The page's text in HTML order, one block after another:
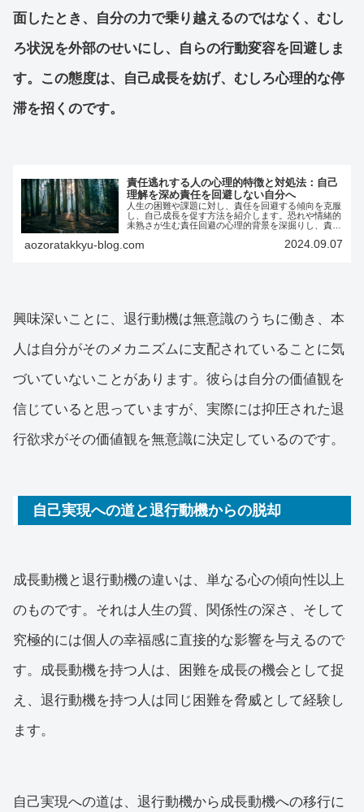
面したとき、自分の力で乗り越えるのではなく、むし
ろ状況を外部のせいにし、自らの行動変容を回避しま
す。この態度は、自己成長を妨げ、むしろ心理的な停
滞を招くのです。
責任逃れする人の心理的特徴と対処法：自己
理解を深め責任を回避しない自分へ
人生の困難や課題に対し、責任を回避する傾向を克服
し、自己成長を促す方法を紹介します。恐れや情緒的
未熟さが生む責任回避の心理的背景を深掘りし、責任
るためのステップを提案します。
aozoratakkyu-blog.com 2024.09.07
興味深いことに、退行動機は無意識のうちに働き、本
人は自分がそのメカニズムに支配されていることに気
づいていないことがあります。彼らは自分の価値観を
信じていると思っていますが、実際には抑圧された退
行欲求がその価値観を無意識に決定しているのです。
自己実現への道と退行動機からの脱却
成長動機と退行動機の違いは、単なる心の傾向性以上
のものです。それは人生の質、関係性の深さ、そして
究極的には個人の幸福感に直接的な影響を与えるので
す。成長動機を持つ人は、困難を成長の機会として捉
え、退行動機を持つ人は同じ困難を脅威として経験し
ます。
自己実現への道は、退行動機から成長動機への移行に